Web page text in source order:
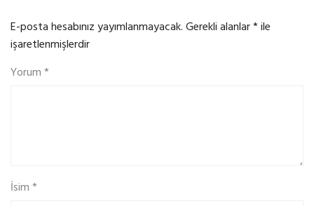
E-posta hesabınız yayımlanmayacak.Gerekli alanlar*ile
işaretlenmişlerdir
Yorum*
İsim*